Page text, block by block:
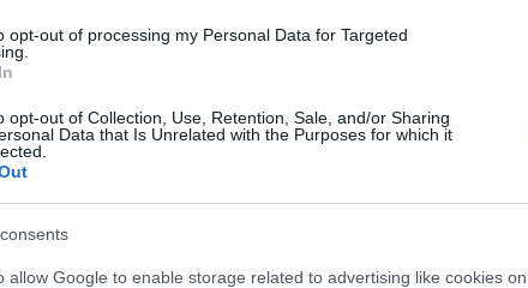
opt-out of processing my Personal Data for Targeted
opt-out of Collection, Use, Retention, Sale, and/or Sharing
Data that Is Unrelated with the Purposes for which it
allow Google to enable storage related to advertising like cookies on
90
Vencil
Ειδική